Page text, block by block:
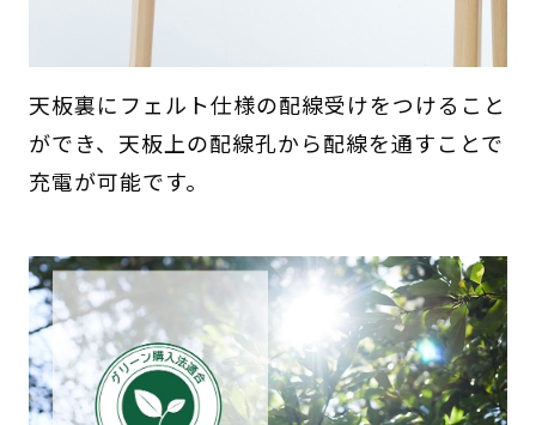
天板裏にフェルト仕様の配線受けをつけること
ができ、天板上の配線孔から配線を通すことで
充電が可能です。